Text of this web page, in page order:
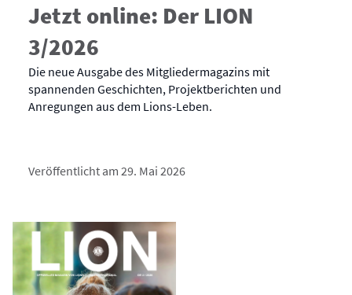
Jetzt online: Der LION
3/2026
Die neue Ausgabe des Mitgliedermagazins mit
spannenden Geschichten, Projektberichten und
Anregungen aus dem Lions-Leben.
Veröffentlicht am 29. Mai 2026